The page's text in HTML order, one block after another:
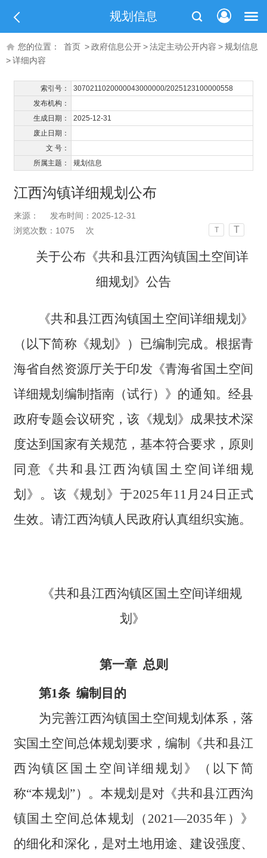
规划信息
您的位置： 首页 >政府信息公开>法定主动公开内容 >规划信息
>详细内容
索引号：
3070211020000043000000/2025123100000558
发布机构：
生成日期：
2025-12-31
废止日期：
文 号：
所属主题：
规划信息
江西沟镇详细规划公布
来源：
发布时间：2025-12-31
浏览次数： 1075 次 T T
关于公布《共和县江西沟镇国土空间详
细规划》公告
《共和县江西沟镇国土空间详细规划》
（以下简称《规划》）已编制完成。根据青
海省自然资源厅关于印发《青海省国土空间
详细规划编制指南（试行）》的通知。经县
政府专题会议研究，该《规划》成果技术深
度达到国家有关规范，基本符合要求，原则
同意《共和县江西沟镇国土空间详细规
划》。该《规划》于2025年11月24日正式
生效。请江西沟镇人民政府认真组织实施。
《共和县江西沟镇区国土空间详细规
划》
第一章 总则
第1条 编制目的
为完善江西沟镇国土空间规划体系，落
实国土空间总体规划要求，编制《共和县江
西沟镇区国土空间详细规划》（以下简
称“本规划”）。本规划是对《共和县江西沟
镇国土空间总体规划（2021—2035年）》
的细化和深化，是对土地用途、建设强度、